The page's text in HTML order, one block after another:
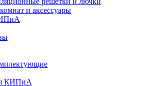
и аксессуары
КИПиА